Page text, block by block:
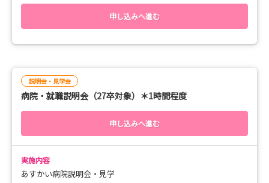
＊対象：27・28年卒の看護学生
段の看護を体験します！
先輩看護師との交流も！
（体験例）
09：00 集合・着替え・オリエンテーション
09：30 A病棟体験（地域包括ケア病棟、回復期リハビリ病
棟、緩和ケア病棟から一つお選びいただけます）
10：30 B病棟体験（地域包括ケア病棟、回復期リハビリ病
棟、緩和ケア病棟から一つお選びいただけます）
11：30 座談会・振り返り
申し込みへ進む
説明会・見学会
病院・就職説明会（27卒対象）＊1時間程度
申し込みへ進む
実施内容
あすかい病院説明会・見学